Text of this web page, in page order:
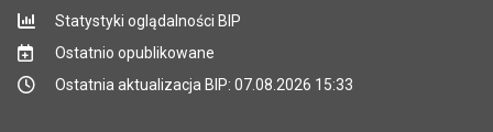
Statystyki oglądalności BIP
Ostatnio opublikowane
Ostatnia aktualizacja BIP: 07.08.2026 15:33